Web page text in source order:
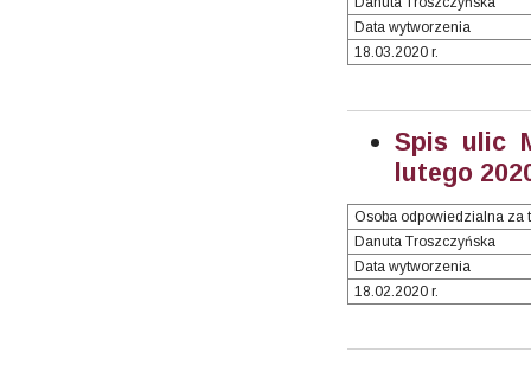
Data wytworzenia
18.03.2020 r.
Spis ulic
lutego
Osoba odpowiedzialna za
Danuta Troszczyńska
Data wytworzenia
18.02.2020 r.